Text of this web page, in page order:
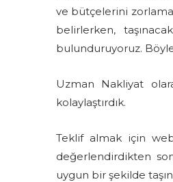
ve bütçelerini
belirlerken,
bulunduruyoruz.
Uzman Nakliyat
kolaylaştırdık.
Teklif almak için
değerlendirdikten
uygun bir şekilde